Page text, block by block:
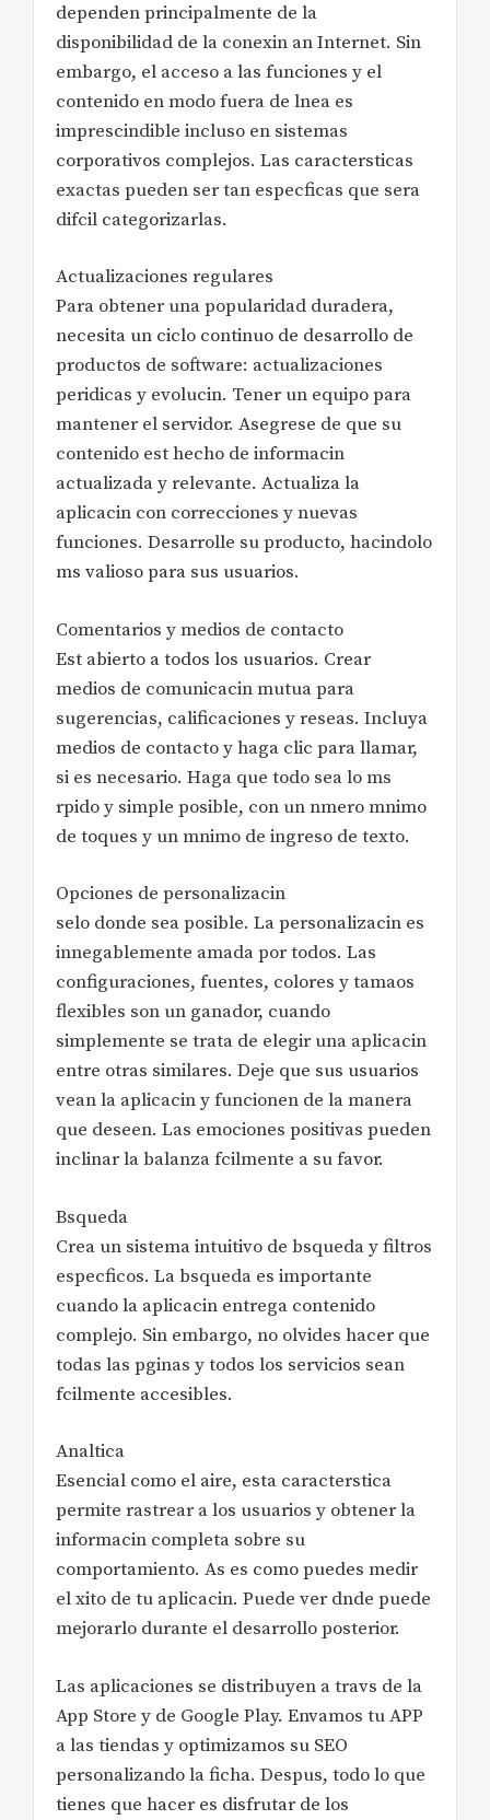
dependen principalmente de la
disponibilidad de la conexin an Internet. Sin
embargo, el acceso a las funciones y el
contenido en modo fuera de lnea es
imprescindible incluso en sistemas
corporativos complejos. Las caractersticas
exactas pueden ser tan especficas que sera
difcil categorizarlas.
Actualizaciones regulares
Para obtener una popularidad duradera,
necesita un ciclo continuo de desarrollo de
productos de software: actualizaciones
peridicas y evolucin. Tener un equipo para
mantener el servidor. Asegrese de que su
contenido est hecho de informacin
actualizada y relevante. Actualiza la
aplicacin con correcciones y nuevas
funciones. Desarrolle su producto, hacindolo
ms valioso para sus usuarios.
Comentarios y medios de contacto
Est abierto a todos los usuarios. Crear
medios de comunicacin mutua para
sugerencias, calificaciones y reseas. Incluya
medios de contacto y haga clic para llamar,
si es necesario. Haga que todo sea lo ms
rpido y simple posible, con un nmero mnimo
de toques y un mnimo de ingreso de texto.
Opciones de personalizacin
selo donde sea posible. La personalizacin es
innegablemente amada por todos. Las
configuraciones, fuentes, colores y tamaos
flexibles son un ganador, cuando
simplemente se trata de elegir una aplicacin
entre otras similares. Deje que sus usuarios
vean la aplicacin y funcionen de la manera
que deseen. Las emociones positivas pueden
inclinar la balanza fcilmente a su favor.
Bsqueda
Crea un sistema intuitivo de bsqueda y filtros
especficos. La bsqueda es importante
cuando la aplicacin entrega contenido
complejo. Sin embargo, no olvides hacer que
todas las pginas y todos los servicios sean
fcilmente accesibles.
Analtica
Esencial como el aire, esta caracterstica
permite rastrear a los usuarios y obtener la
informacin completa sobre su
comportamiento. As es como puedes medir
el xito de tu aplicacin. Puede ver dnde puede
mejorarlo durante el desarrollo posterior.
Las aplicaciones se distribuyen a travs de la
App Store y de Google Play. Envamos tu APP
a las tiendas y optimizamos su SEO
personalizando la ficha. Despus, todo lo que
tienes que hacer es disfrutar de los